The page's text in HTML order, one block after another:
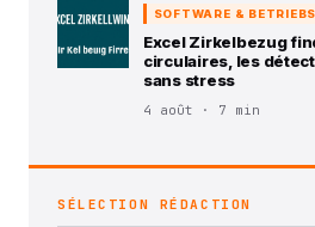
SOFTWARE &
Excel Zirkelbezug
circulaires, les
sans stress
4 août · 7 min
SÉLECTION RÉDACTION